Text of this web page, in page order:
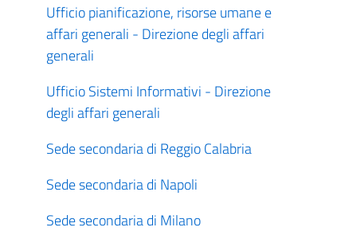
Ufficio pianificazione, risorse umane e
affari generali - Direzione degli affari
generali
Ufficio Sistemi Informativi - Direzione
degli affari generali
Sede secondaria di Reggio Calabria
Sede secondaria di Napoli
Sede secondaria di Milano